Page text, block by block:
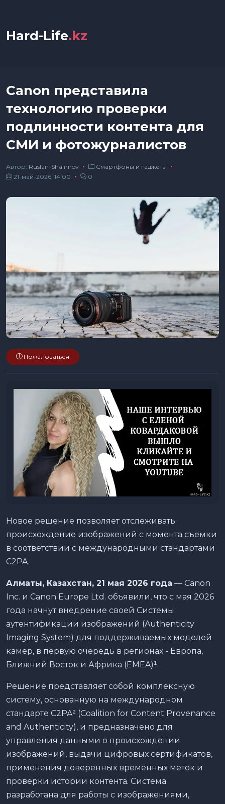
Hard-Life.kz
Canon представила
технологию проверки
подлинности контента для
СМИ и фотожурналистов
Автор: Ruslan-Shalimov
Смартфоны и гаджеты
21-май-2026, 14:00
0
Пожаловаться
Новое решение позволяет отслеживать
происхождение изображений с момента съемки
в соответствии с международными стандартами
C2PA.
Алматы, Казахстан, 21 мая 2026 года — Canon
Inc. и Canon Europe Ltd. объявили, что с мая 2026
года начнут внедрение своей Системы
аутентификации изображений (Authenticity
Imaging System) для поддерживаемых моделей
камер, в первую очередь в регионах - Европа,
Ближний Восток и Африка (EMEA)¹.
Решение представляет собой комплексную
систему, основанную на международном
стандарте C2PA² (Coalition for Content Provenance
and Authenticity), и предназначено для
управления данными о происхождении
изображений, выдачи цифровых сертификатов,
применения доверенных временных меток и
проверки истории контента. Система
разработана для работы с изображениями,